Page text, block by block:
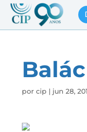
Balác
por cip | jun 28,